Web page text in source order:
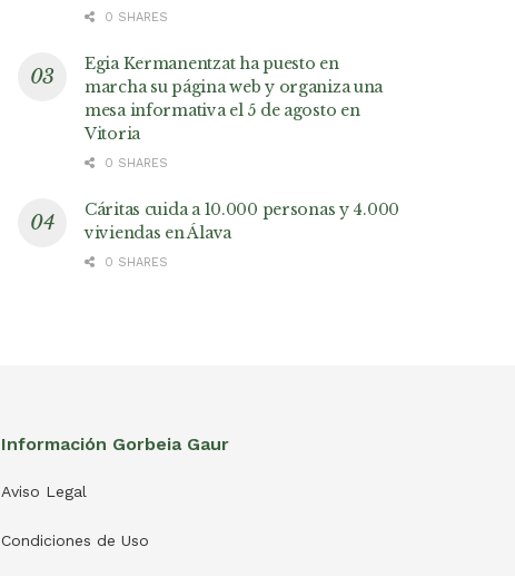
0 SHARES
Egia Kermanentzat ha puesto en
marcha su página web y organiza una
mesa informativa el 5 de agosto en
Vitoria
0 SHARES
Cáritas cuida a 10.000 personas y 4.000
viviendas en Álava
0 SHARES
Información Gorbeia Gaur
Aviso Legal
Condiciones de Uso